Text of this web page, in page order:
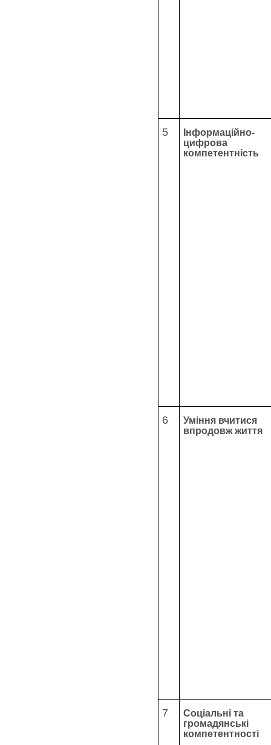
5
Інформаційно-
цифрова
компетентність
6
Уміння вчитися
впродовж життя
7
Соціальні та
громадянські
компетентності